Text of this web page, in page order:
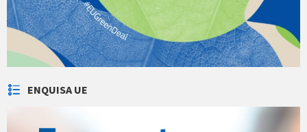
ENQUISA UE